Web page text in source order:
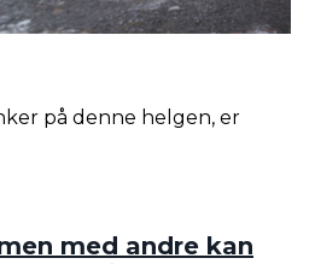
på denne helgen, er
med andre kan